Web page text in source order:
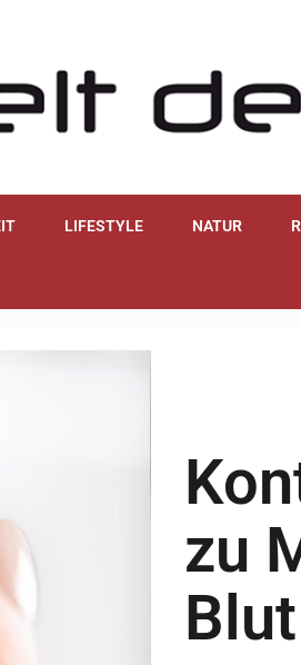
LIFESTYLE NATUR
zu
Blut